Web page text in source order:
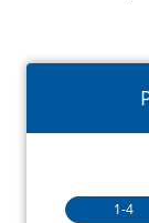
1-4